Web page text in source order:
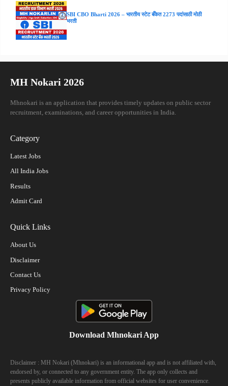
SBI CBO Bharti 2026 – भारतीय स्टेट बँकेत 2273 पदांसाठी मोठी
भरती
MH Nokari 2026
Mhnokari is an application that provides timely updates on public sector
recruitment, examinations, and career opportunities in India.
Category
Latest Jobs
All India Jobs
Results
Admit Card
Quick Links
About Us
Disclaimer
Contact Us
Privacy Policy
Download Mhnokari App
Disclaimer : MH Nokari (Mhnokari) is an informational app and is not affiliated with,
endorsed by, or connected to any government entity. The app only collects and
presents publicly available information from official websites for user convenience.